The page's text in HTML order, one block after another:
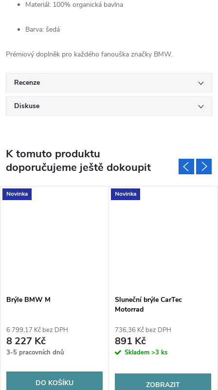
Materiál: 100% organická bavlna
Barva: šedá
Prémiový doplněk pro každého fanouška značky BMW.
Recenze
Diskuse
K tomuto produktu
doporučujeme ještě dokoupit
Novinka
Brýle BMW M
6 799,17 Kč bez DPH
8 227 Kč
3-5 pracovních dnů
DO KOŠÍKU
Novinka
Sluneční brýle CarTec
Motorrad
736,36 Kč bez DPH
891 Kč
Skladem >3 ks
ZOBRAZIT